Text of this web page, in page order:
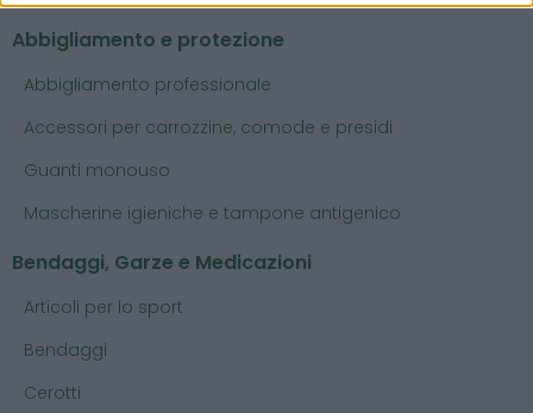
Abbigliamento e protezione
Abbigliamento professionale
Accessori per carrozzine, comode e presidi
Guanti monouso
Mascherine igieniche e tampone antigenico
Bendaggi, Garze e Medicazioni
Articoli per lo sport
Bendaggi
Cerotti